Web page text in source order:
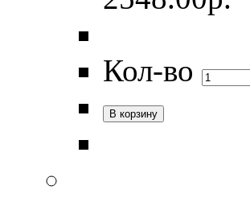
Кол-во